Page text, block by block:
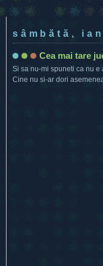
sâmbătă,
Cea mai tare
Si sa nu-mi spuneti ca nu e
Cine nu si-ar dori